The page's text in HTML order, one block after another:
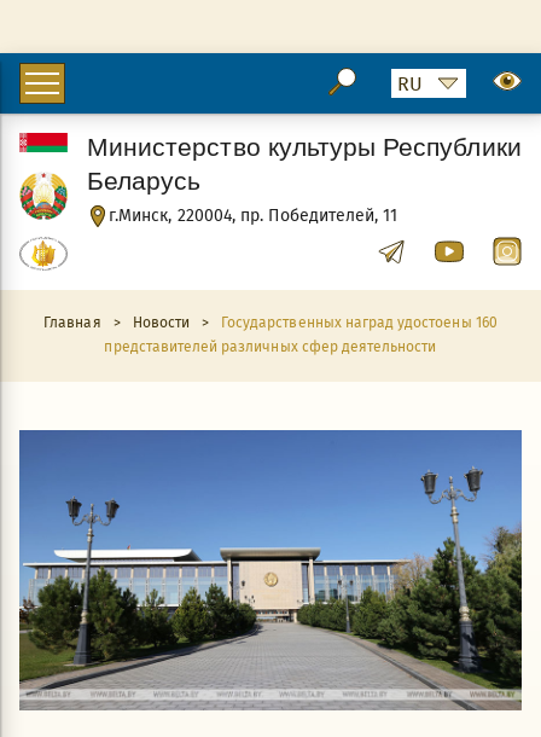
г.Минск, 220004, пр. Победителей, 11
Министерство культуры Республики
Беларусь
Главная > Новости >
Государственных наград удостоены 160
представителей различных сфер деятельности